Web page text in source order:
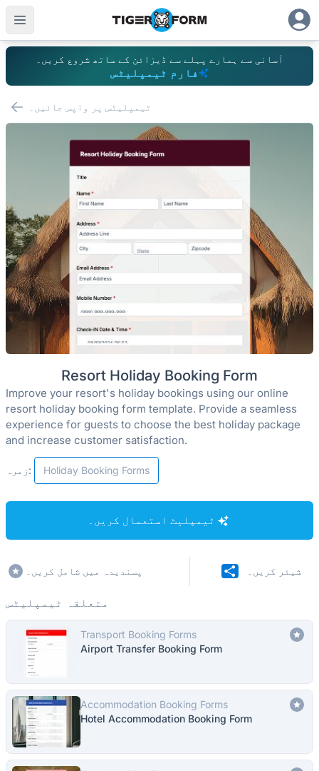
آسانی سے ہمارے پہلے سے ڈیزائن کے ساتھ شروع کریں۔
فارم ٹیمپلیٹس
ٹیمپلیٹس پر واپس جائیں۔
Resort Holiday Booking Form
Improve your resort's holiday bookings using our online
resort holiday booking form template. Provide a seamless
experience for guests to choose the best holiday package
and increase customer satisfaction.
زمرہ: Holiday Booking Forms
ٹیمپلیٹ استعمال کریں۔
پسندیدہ میں شامل کریں۔ شیئر کریں۔
متعلقہ ٹیمپلیٹس
Transport Booking Forms
Airport Transfer Booking Form
Accommodation Booking Forms
Hotel Accommodation Booking Form